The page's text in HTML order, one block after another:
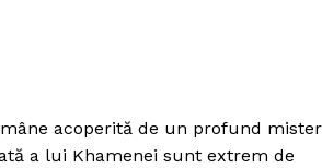
acoperită de un profund
a lui Khamenei sunt extrem de